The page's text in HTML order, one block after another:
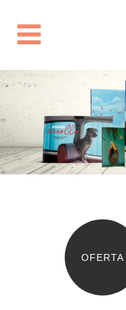
OFERTA